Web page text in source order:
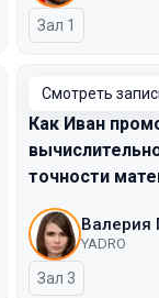
Зал 1
Смотреть
Как Иван
точности
Валерия
YADRO
Зал 3